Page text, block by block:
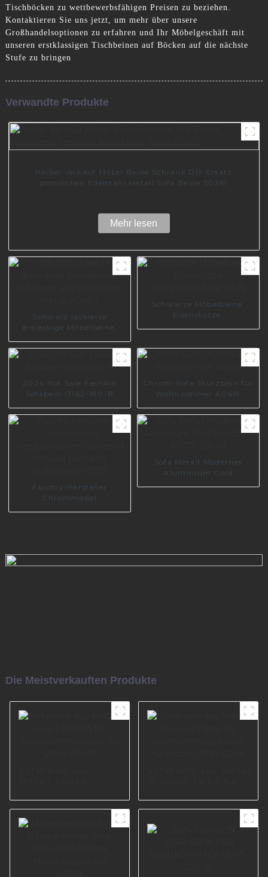
Tischböcken zu wettbewerbsfähigen Preisen zu beziehen.
Kontaktieren Sie uns jetzt, um mehr über unsere
Großhandelsoptionen zu erfahren und Ihr Möbelgeschäft mit
unseren erstklassigen Tischbeinen auf Böcken auf die nächste
Stufe zu bringen
Verwandte Produkte
Heißer Verkauf Möbel Beine Schrank DIY Ersatz
polnischen Edelstahl Metall Sofa Beine S0361
Mehr lesen
Schwarz lackierte
dreieckige Möbelbeine,
Metall, A0487
Schwarze Möbelbeine,
Eisenstütze,
2024 Hot Sale Fashion
Sofabein I3162-180-B
Chrom-Sofa-Stützbein für
Wohnzimmer A0619
Facotry-Hersteller
Chrommöbel
Sofa Metall Modernes
Aluminium Gold
Die Meistverkauften Produkte
Wohnzimmermöbel,
für Möbel I2981-120-